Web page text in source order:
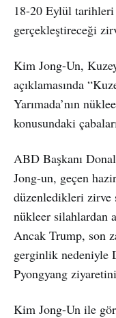
18-20 Eylül tarihleri
gerçekleştireceği
Kim Jong-Un,
açıklamasında
Yarımada’nın
konusundaki
ABD Başkanı
Jong-un, geçen
düzenledikleri zirve
nükleer silahlardan
Ancak Trump, son
gerginlik nedeniyle
Pyongyang
Kim Jong-Un ile